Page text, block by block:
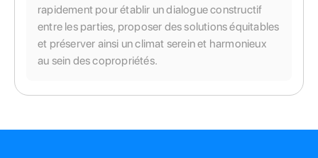
rapidement pour établir un dialogue constructif
entre les parties, proposer des solutions équitables
et préserver ainsi un climat serein et harmonieux
au sein des copropriétés.